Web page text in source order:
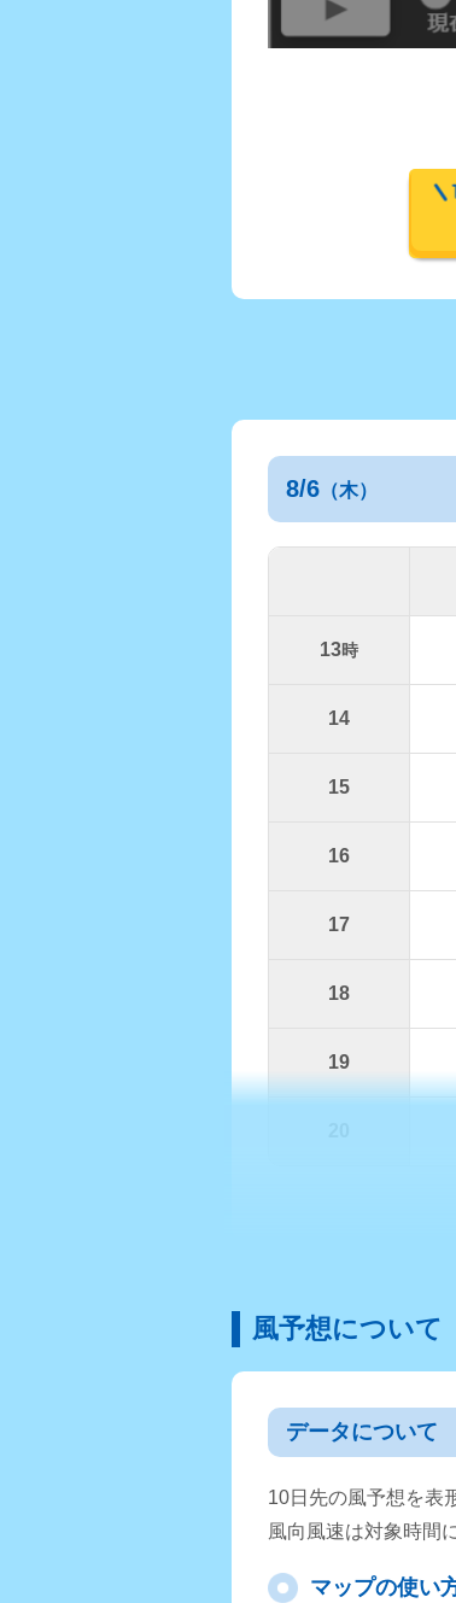
8/6 （木）
13時
14
15
16
17
18
19
風予想について
データについて
10日先の風予想を表
風向風速は対象時間
マップの使い